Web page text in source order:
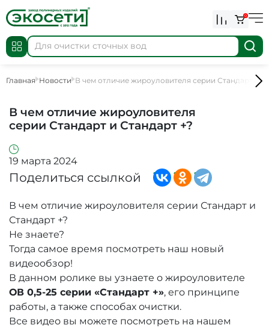
0
Главная Новости В чем отличие жироуловителя серии Стандарт и
В чем отличие жироуловителя
серии Стандарт и Стандарт +?
19 марта 2024
Поделиться ссылкой
В чем отличие жироуловителя серии Стандарт и
Стандарт +?
Не знаете?
Тогда самое время посмотреть наш новый
видеообзор!
В данном ролике вы узнаете о жироуловителе
ОВ 0,5-25 серии «Стандарт +», его принципе
работы, а также способах очистки.
Все видео вы можете посмотреть на нашем